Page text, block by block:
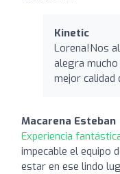
Kinetic
Lorena!Nos
alegra
mejor calidad
Macarena Esteban
Experiencia
impecable el equipo
estar en ese lindo